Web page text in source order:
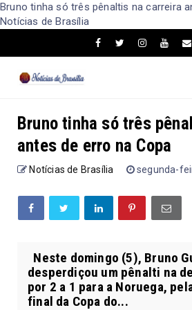
Bruno tinha só três pênaltis na carreira
Notícias de Brasília
Bruno tinha só três
antes de erro na Copa
Notícias de Brasília segunda-
Neste domingo (5), Bruno
desperdiçou um pênalti na
por 2 a 1 para a Noruega,
final da Copa do...